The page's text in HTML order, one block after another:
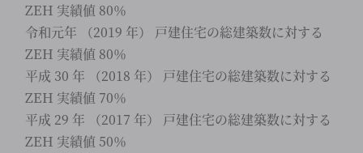
ZEH 実績値 80％
令和元年 （2019 年） 戸建住宅の総建築数に対する
ZEH 実績値 80％
平成 30 年 （2018 年） 戸建住宅の総建築数に対する
ZEH 実績値 70％
平成 29 年 （2017 年） 戸建住宅の総建築数に対する
ZEH 実績値 50％